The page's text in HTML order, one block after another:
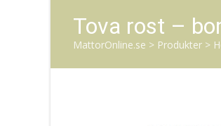
Tova rost –
MattorOnline.se > Produkter >